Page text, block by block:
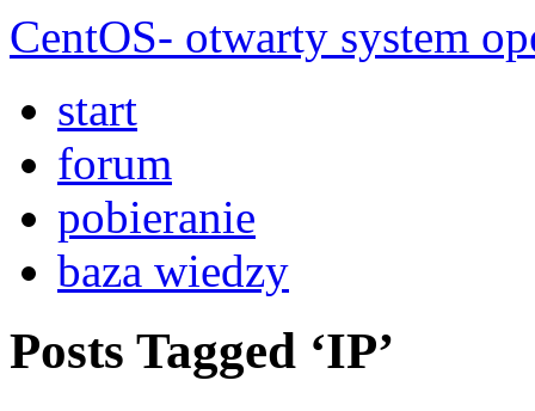
CentOS- otwarty system
start
forum
pobieranie
baza wiedzy
Posts Tagged ‘IP’